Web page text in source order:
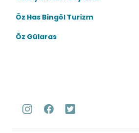
Öz Has Bingöl Turizm
Öz Gülaras